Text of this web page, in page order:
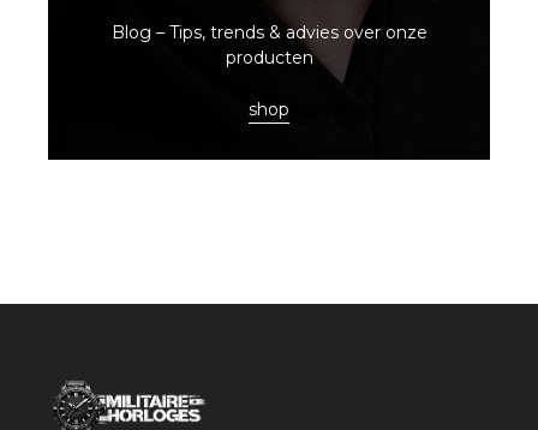
Blog – Tips, trends & advies over onze
producten
shop